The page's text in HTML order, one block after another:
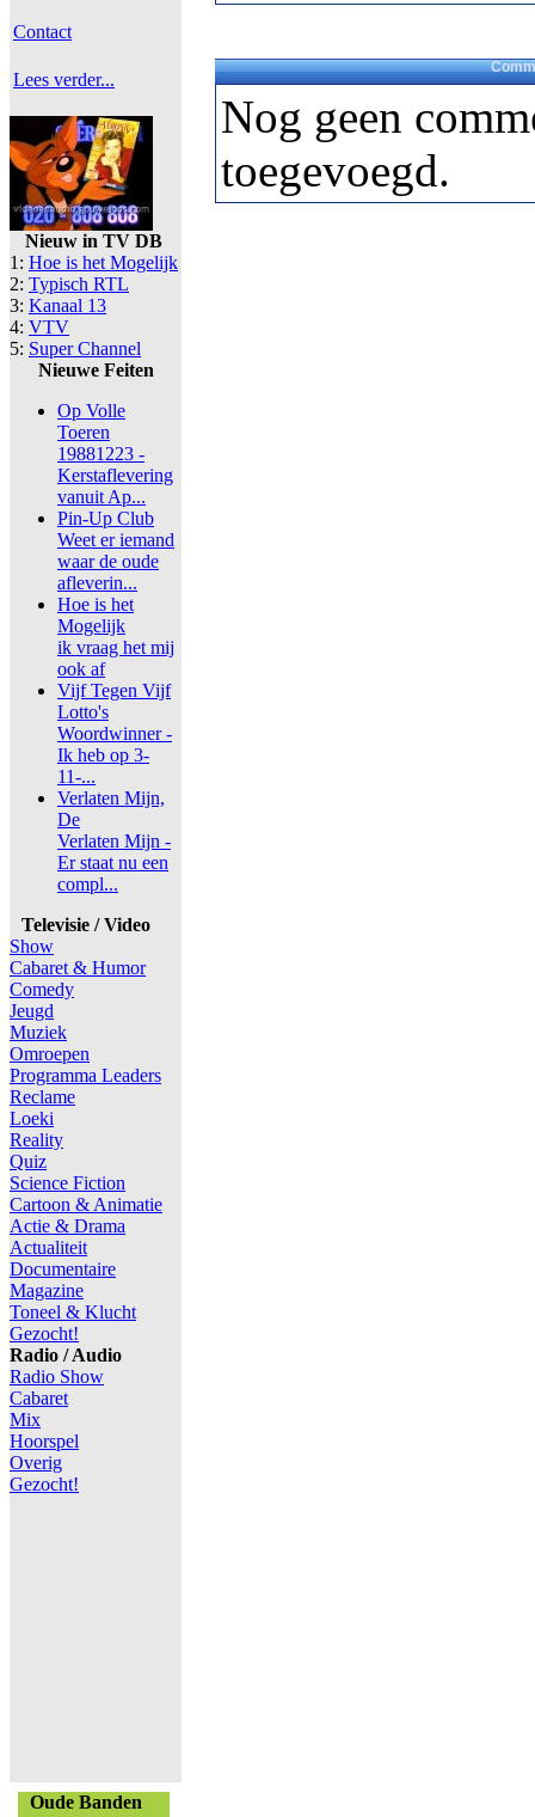
Contact
Lees verder...
Nieuw in TV DB
1: Hoe is het Mogelijk
2: Typisch RTL
3: Kanaal 13
4: VTV
5: Super Channel
Nieuwe Feiten
Op Volle
Toeren
19881223 -
Kerstaflevering
vanuit Ap...
Pin-Up Club
Weet er iemand
waar de oude
afleverin...
Hoe is het
Mogelijk
ik vraag het mij
ook af
Vijf Tegen Vijf
Lotto's
Woordwinner -
Ik heb op 3-
11-...
Verlaten Mijn,
De
Verlaten Mijn -
Er staat nu een
compl...
Televisie / Video
Show
Cabaret & Humor
Comedy
Jeugd
Muziek
Omroepen
Programma Leaders
Reclame
Loeki
Reality
Quiz
Science Fiction
Cartoon & Animatie
Actie & Drama
Actualiteit
Documentaire
Magazine
Toneel & Klucht
Gezocht!
Radio / Audio
Radio Show
Cabaret
Mix
Hoorspel
Overig
Gezocht!
Oude Banden
Nog geen
toegevoegd.